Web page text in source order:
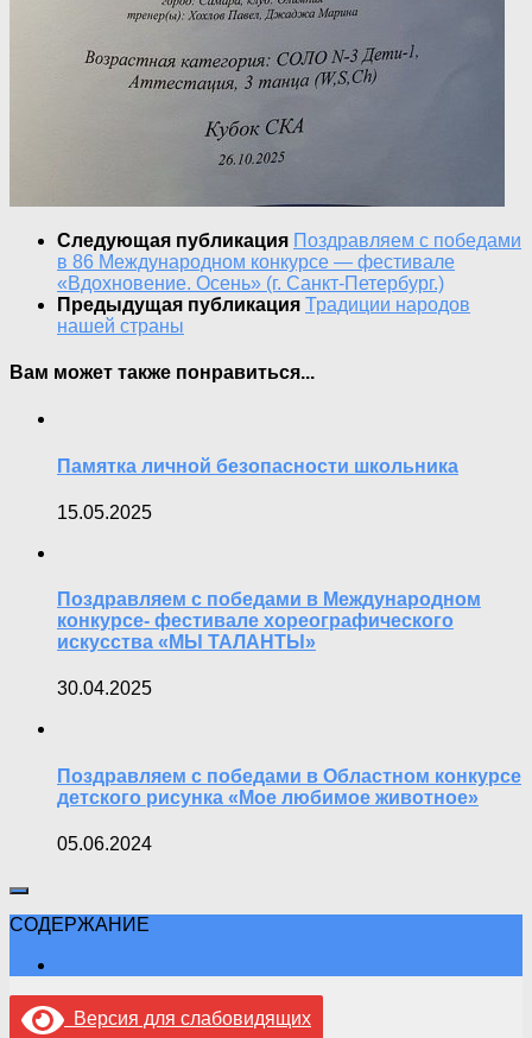
Следующая публикация Поздравляем с победами
в 86 Международном конкурсе — фестивале
«Вдохновение. Осень» (г. Санкт-Петербург.)
Предыдущая публикация Традиции народов
нашей страны
Вам может также понравиться...
Памятка личной безопасности школьника
15.05.2025
Поздравляем с победами в Международном
конкурсе- фестивале хореографического
искусства «МЫ ТАЛАНТЫ»
30.04.2025
Поздравляем с победами в Областном конкурсе
детского рисунка «Мое любимое животное»
05.06.2024
СОДЕРЖАНИЕ
Версия для слабовидящих